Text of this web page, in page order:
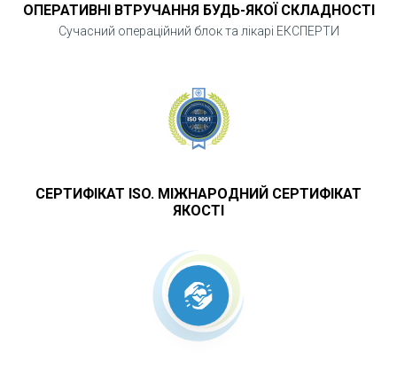
ОПЕРАТИВНІ ВТРУЧАННЯ БУДЬ-ЯКОЇ СКЛАДНОСТІ
Сучасний операційний блок та лікарі ЕКСПЕРТИ
СЕРТИФІКАТ ISO. МІЖНАРОДНИЙ СЕРТИФІКАТ
ЯКОСТІ